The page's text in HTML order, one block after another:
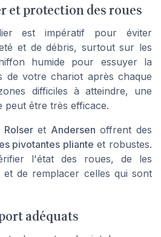
et protection des roues
est impératif pour éviter
et de débris, surtout sur les
humide pour essuyer la
de votre chariot après chaque
difficiles à atteindre, une
peut être très efficace.
Rolseret Andersen offrent des
pivotantes pliante et robustes.
l'état des roues, de les
et de remplacer celles qui sont
adéquats